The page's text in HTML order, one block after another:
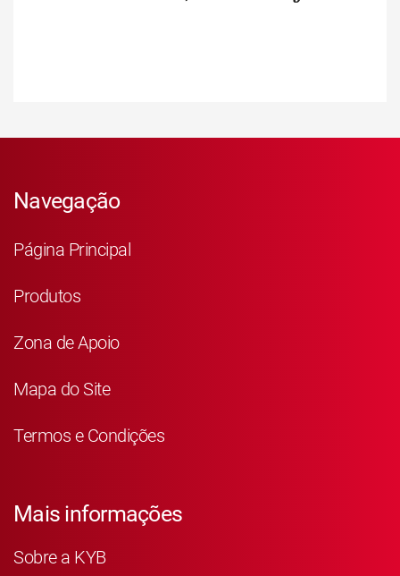
Navegação
Página Principal
Produtos
Zona de Apoio
Mapa do Site
Termos e Condições
Mais informações
Sobre a KYB